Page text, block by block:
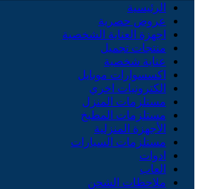
الرئيسية
عروض حصرية
اجهزة العناية الشخصية
منتجات تجميل
عناية شخصية
اكسسوارات موبايل
الكترونيات اخري
مستلزمات المنزل
مستلزمات المطبخ
الأجهزة المنزلية
مستلزمات السيارات
ادوات
العاب
ملاحظات الشحن